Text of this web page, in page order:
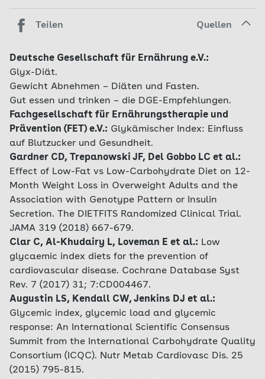
Teilen Quellen
Deutsche Gesellschaft für Ernährung e.V.:
Glyx-Diät.
Gewicht Abnehmen – Diäten und Fasten.
Gut essen und trinken – die DGE-Empfehlungen.
Fachgesellschaft für Ernährungstherapie und
Prävention (FET) e.V.: Glykämischer Index: Einfluss
auf Blutzucker und Gesundheit.
Gardner CD, Trepanowski JF, Del Gobbo LC et al.:
Effect of Low-Fat vs Low-Carbohydrate Diet on 12-
Month Weight Loss in Overweight Adults and the
Association with Genotype Pattern or Insulin
Secretion. The DIETFITS Randomized Clinical Trial.
JAMA 319 (2018) 667-679.
Clar C, Al-Khudairy L, Loveman E et al.: Low
glycaemic index diets for the prevention of
cardiovascular disease. Cochrane Database Syst
Rev. 7 (2017) 31; 7:CD004467.
Augustin LS, Kendall CW, Jenkins DJ et al.:
Glycemic index, glycemic load and glycemic
response: An International Scientific Consensus
Summit from the International Carbohydrate Quality
Consortium (ICQC). Nutr Metab Cardiovasc Dis. 25
(2015) 795-815.